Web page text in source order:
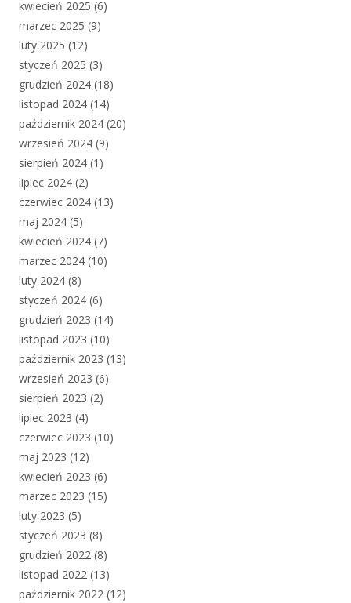
kwiecień 2025 (6)
marzec 2025 (9)
luty 2025 (12)
styczeń 2025 (3)
grudzień 2024 (18)
listopad 2024 (14)
październik 2024 (20)
wrzesień 2024 (9)
sierpień 2024 (1)
lipiec 2024 (2)
czerwiec 2024 (13)
maj 2024 (5)
kwiecień 2024 (7)
marzec 2024 (10)
luty 2024 (8)
styczeń 2024 (6)
grudzień 2023 (14)
listopad 2023 (10)
październik 2023 (13)
wrzesień 2023 (6)
sierpień 2023 (2)
lipiec 2023 (4)
czerwiec 2023 (10)
maj 2023 (12)
kwiecień 2023 (6)
marzec 2023 (15)
luty 2023 (5)
styczeń 2023 (8)
grudzień 2022 (8)
listopad 2022 (13)
październik 2022 (12)